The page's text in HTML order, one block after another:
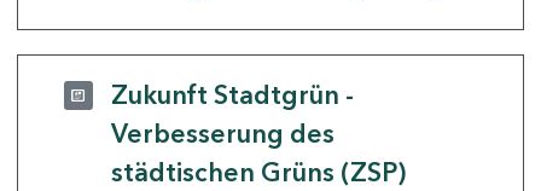
Zukunft Stadtgrün -
Verbesserung des
städtischen Grüns (ZSP)